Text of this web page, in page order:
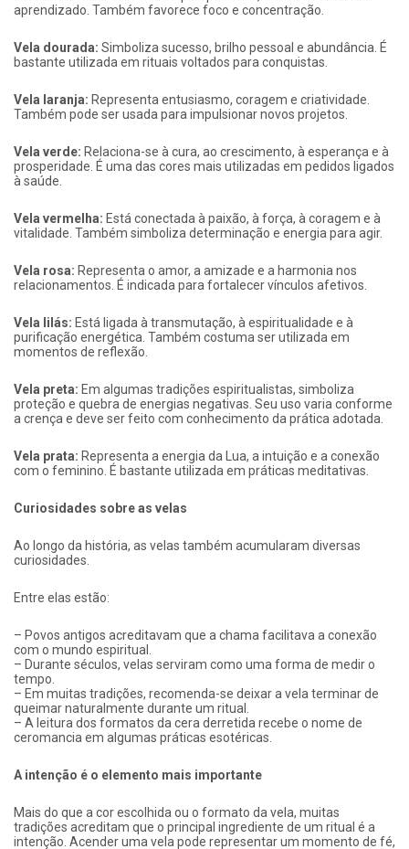
aprendizado. Também favorece foco e concentração.
Vela dourada: Simboliza sucesso, brilho pessoal e abundância. É
bastante utilizada em rituais voltados para conquistas.
Vela laranja: Representa entusiasmo, coragem e criatividade.
Também pode ser usada para impulsionar novos projetos.
Vela verde: Relaciona-se à cura, ao crescimento, à esperança e à
prosperidade. É uma das cores mais utilizadas em pedidos ligados
à saúde.
Vela vermelha: Está conectada à paixão, à força, à coragem e à
vitalidade. Também simboliza determinação e energia para agir.
Vela rosa: Representa o amor, a amizade e a harmonia nos
relacionamentos. É indicada para fortalecer vínculos afetivos.
Vela lilás: Está ligada à transmutação, à espiritualidade e à
purificação energética. Também costuma ser utilizada em
momentos de reflexão.
Vela preta: Em algumas tradições espiritualistas, simboliza
proteção e quebra de energias negativas. Seu uso varia conforme
a crença e deve ser feito com conhecimento da prática adotada.
Vela prata: Representa a energia da Lua, a intuição e a conexão
com o feminino. É bastante utilizada em práticas meditativas.
Curiosidades sobre as velas
Ao longo da história, as velas também acumularam diversas
curiosidades.
Entre elas estão:
– Povos antigos acreditavam que a chama facilitava a conexão
com o mundo espiritual.
– Durante séculos, velas serviram como uma forma de medir o
tempo.
– Em muitas tradições, recomenda-se deixar a vela terminar de
queimar naturalmente durante um ritual.
– A leitura dos formatos da cera derretida recebe o nome de
ceromancia em algumas práticas esotéricas.
A intenção é o elemento mais importante
Mais do que a cor escolhida ou o formato da vela, muitas
tradições acreditam que o principal ingrediente de um ritual é a
intenção. Acender uma vela pode representar um momento de fé,